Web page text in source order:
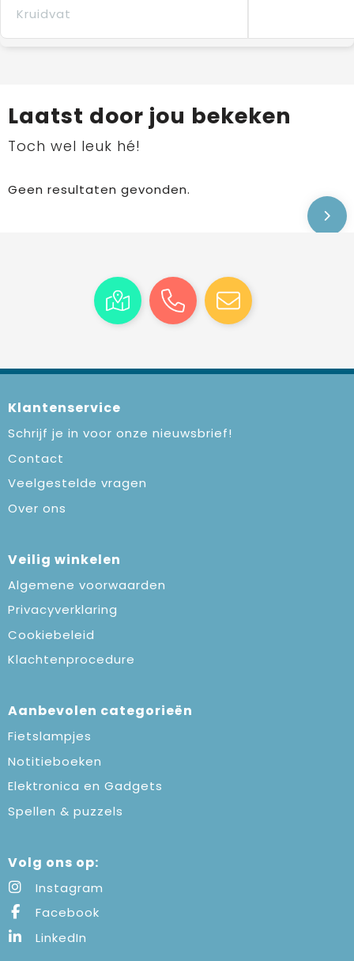
Kruidvat
Laatst door jou bekeken
Toch wel leuk hé!
Geen resultaten gevonden.
Klantenservice
Schrijf je in voor onze nieuwsbrief!
Contact
Veelgestelde vragen
Over ons
Veilig winkelen
Algemene voorwaarden
Privacyverklaring
Cookiebeleid
Klachtenprocedure
Aanbevolen categorieën
Fietslampjes
Notitieboeken
Elektronica en Gadgets
Spellen & puzzels
Volg ons op:
Instagram
Facebook
LinkedIn